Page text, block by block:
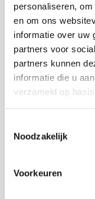
personaliseren,
en om ons
informatie over uw
partners voor
partners kunnen
informatie die u
verzameld op
Noodzakelijk
Voorkeuren
Nanne